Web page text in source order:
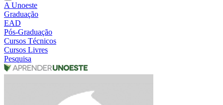
A Unoeste
Graduação
EAD
Pós-Graduação
Cursos Técnicos
Cursos Livres
Pesquisa